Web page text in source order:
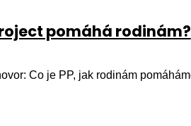
pomáhá rodinám?
Co je PP, jak rodinám